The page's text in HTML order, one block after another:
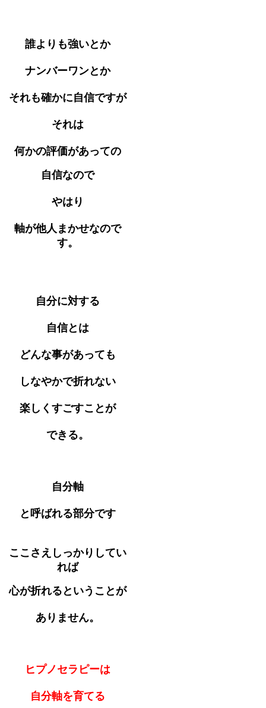
誰よりも強いとか
ナンバーワンとか
それも確かに自信ですが
それは
何かの評価があっての
自信なので
やはり
軸が他人まかせなので
す。
自分に対する
自信とは
どんな事があっても
しなやかで折れない
楽しくすごすことが
できる。
自分軸
と呼ばれる部分です
ここさえしっかりしてい
れば
心が折れるということが
ありません。
ヒプノセラピーは
自分軸を育てる